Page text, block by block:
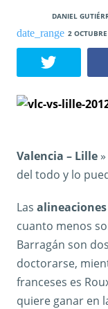
DANIEL
2
Valencia – Lille
del todo y lo
Las
cuanto menos
Barragán son
doctorarse,
franceses es
quiere ganar en